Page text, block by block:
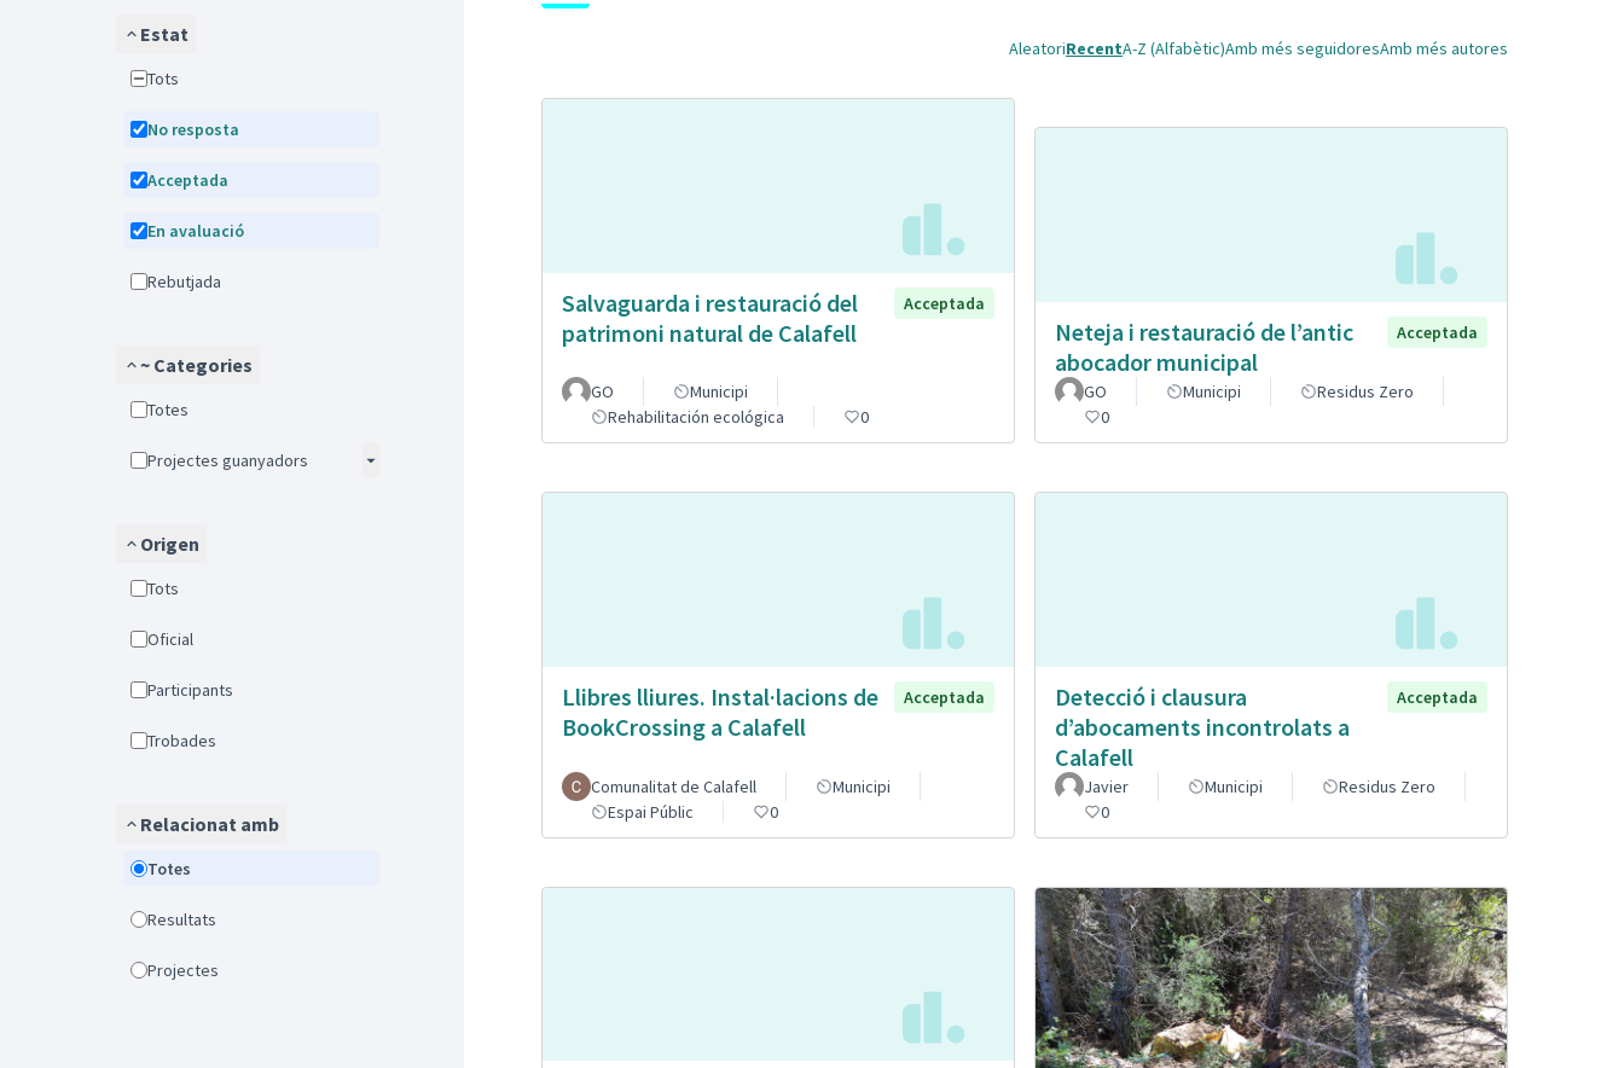
Estat
Tots
No resposta
Acceptada
En avaluació
Rebutjada
~ Categories
Totes
Projectes guanyadors
Origen
Tots
Oficial
Participants
Trobades
Relacionat amb
Totes
Resultats
Projectes
AleatoriRecentA-Z (Alfabètic)Amb més seguidoresAmb més autores
Salvaguarda i restauració del
patrimoni natural de Calafell
Acceptada
GO
Municipi
Rehabilitación ecológica
0
Neteja i restauració de l’antic
abocador municipal
Acceptada
GO Municipi
Residus Zero
0
Llibres lliures. Instal·lacions de
BookCrossing a Calafell
Acceptada
Comunalitat de Calafell
Municipi
Espai Públic
0
Detecció i clausura
d’abocaments incontrolats a
Calafell
Acceptada
Javier Municipi
Residus Zero
0